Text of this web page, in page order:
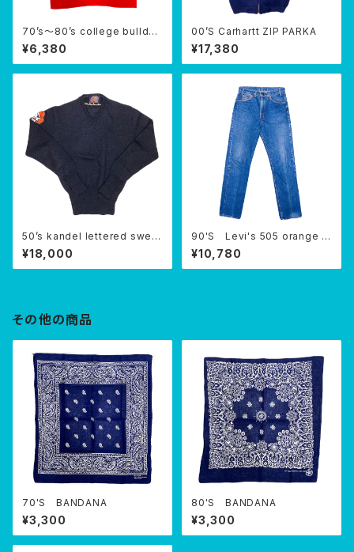
70’s〜80’s college bulldog
T-SHIRTS
¥6,380
00’S Carhartt ZIP PARKA
¥17,380
50’s kandel lettered sweat
er
¥18,000
90'S Levi's 505 orange ta
b USA
¥10,780
その他の商品
70'S BANDANA
¥3,300
80'S BANDANA
¥3,300